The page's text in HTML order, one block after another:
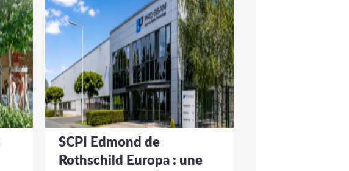
SCPI Edmond de
Rothschild Europa : une